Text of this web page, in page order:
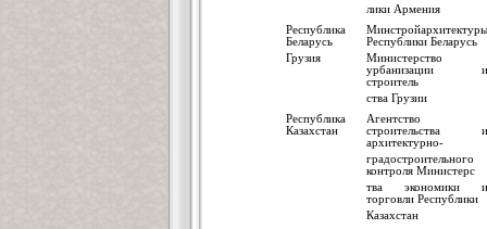
лики Армения
Республика
Беларусь
Минстройархитектуры
Республики Беларусь
Грузия
Министерство
урбанизации и
строитель
ства Грузии
Республика
Казахстан
Агентство
строительства и
архитектурно-
градостроительного
контроля Министерс
тва экономики и
торговли Республики
Казахстан